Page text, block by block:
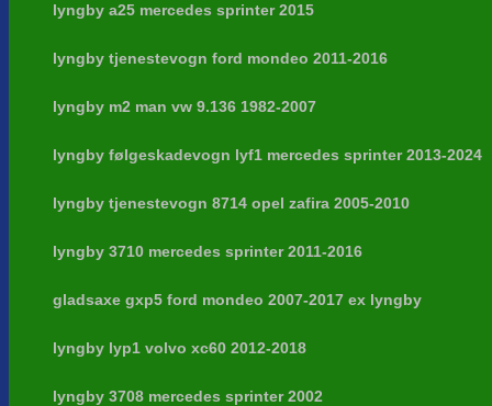
lyngby a25 mercedes sprinter 2015
lyngby tjenestevogn ford mondeo 2011-2016
lyngby m2 man vw 9.136 1982-2007
lyngby følgeskadevogn lyf1 mercedes sprinter 2013-2024
lyngby tjenestevogn 8714 opel zafira 2005-2010
lyngby 3710 mercedes sprinter 2011-2016
gladsaxe gxp5 ford mondeo 2007-2017 ex lyngby
lyngby lyp1 volvo xc60 2012-2018
lyngby 3708 mercedes sprinter 2002